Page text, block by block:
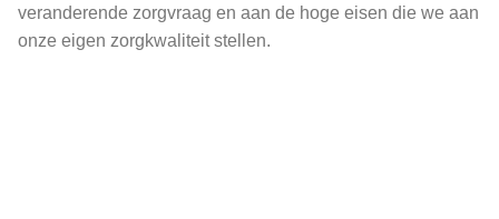
veranderende zorgvraag en aan de hoge eisen die we aan
onze eigen zorgkwaliteit stellen.